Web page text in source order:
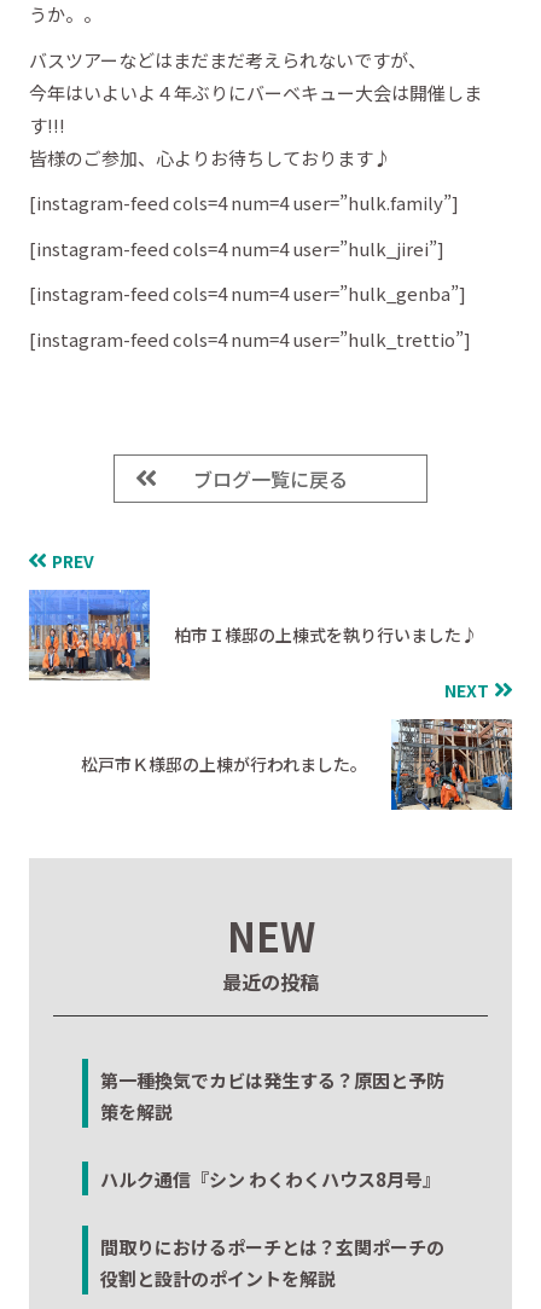
うか。。
バスツアーなどはまだまだ考えられないですが、
今年はいよいよ４年ぶりにバーベキュー大会は開催しま
す!!!
皆様のご参加、心よりお待ちしております♪
[instagram-feed cols=4 num=4 user=”hulk.family”]
[instagram-feed cols=4 num=4 user=”hulk_jirei”]
[instagram-feed cols=4 num=4 user=”hulk_genba”]
[instagram-feed cols=4 num=4 user=”hulk_trettio”]
ブログ一覧に戻る
PREV
柏市Ｉ様邸の上棟式を執り行いました♪
NEXT
松戸市Ｋ様邸の上棟が行われました。
NEW
最近の投稿
第一種換気でカビは発生する？原因と予防
策を解説
ハルク通信『シン わくわくハウス8月号』
間取りにおけるポーチとは？玄関ポーチの
役割と設計のポイントを解説